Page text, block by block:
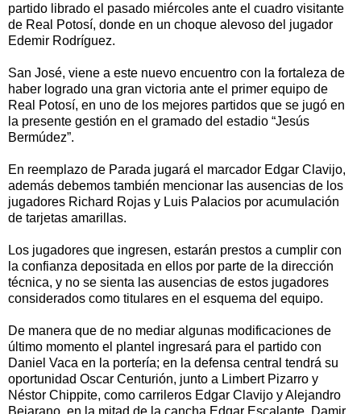
partido librado el pasado miércoles ante el cuadro visitante
de Real Potosí, donde en un choque alevoso del jugador
Edemir Rodríguez.
San José, viene a este nuevo encuentro con la fortaleza de
haber logrado una gran victoria ante el primer equipo de
Real Potosí, en uno de los mejores partidos que se jugó en
la presente gestión en el gramado del estadio “Jesús
Bermúdez”.
En reemplazo de Parada jugará el marcador Edgar Clavijo,
además debemos también mencionar las ausencias de los
jugadores Richard Rojas y Luis Palacios por acumulación
de tarjetas amarillas.
Los jugadores que ingresen, estarán prestos a cumplir con
la confianza depositada en ellos por parte de la dirección
técnica, y no se sienta las ausencias de estos jugadores
considerados como titulares en el esquema del equipo.
De manera que de no mediar algunas modificaciones de
último momento el plantel ingresará para el partido con
Daniel Vaca en la portería; en la defensa central tendrá su
oportunidad Oscar Centurión, junto a Limbert Pizarro y
Néstor Chippite, como carrileros Edgar Clavijo y Alejandro
Bejarano, en la mitad de la cancha Edgar Escalante, Damir